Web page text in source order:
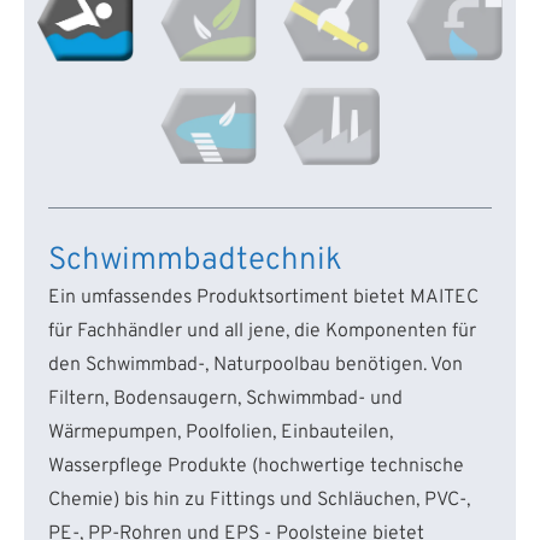
Schwimmbadtechnik
Ein umfassendes Produktsortiment bietet MAITEC
für Fachhändler und all jene, die Komponenten für
den Schwimmbad-, Naturpoolbau benötigen. Von
Filtern, Bodensaugern, Schwimmbad- und
Wärmepumpen, Poolfolien, Einbauteilen,
Wasserpflege Produkte (hochwertige technische
Chemie) bis hin zu Fittings und Schläuchen, PVC-,
PE-, PP-Rohren und EPS - Poolsteine bietet